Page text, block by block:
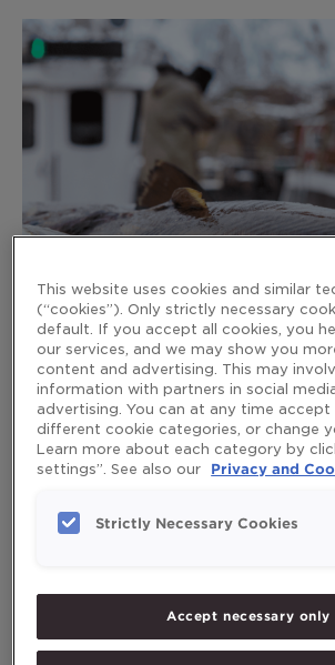
Рыбий жир, рыбный
омега-3 – в чем
Leave a Comment /Омега-3 ,Рыбий
Мы все знаем преимущества омега-3.
рыбий жир и рыбный жир — это одно
Рыбий
жир,
рыбный
жир,
омега-3
–
разница?
Read More »
This website uses cookies and similar
(“cookies”). Only strictly necessary
default. If you accept all cookies, you
our services, and we may show you
content and advertising. This may
information with partners in social
advertising. You can at any time accept
different cookie categories, or change
Learn more about each category by
settings”. See also our
Privacy and
Strictly Necessary Cookies
Accept necessary only